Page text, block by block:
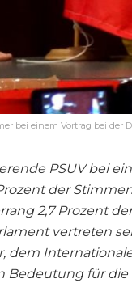
bei einem Vortrag bei der
PSUV bei
der
2,7 Prozent der
vertreten
dem
Bedeutung für die